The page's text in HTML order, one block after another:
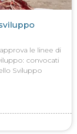
le linee di
convocati
Sviluppo